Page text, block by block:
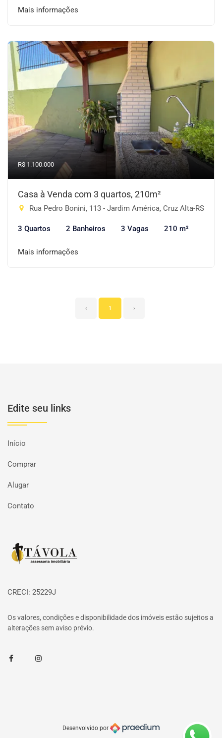
Mais informações
R$ 1.100.000
Casa à Venda com 3 quartos, 210m²
Rua Pedro Bonini, 113 - Jardim América, Cruz Alta-RS
3 Quartos 2 Banheiros 3 Vagas 210 m²
Mais informações
‹ 1 ›
Edite seu links
Início
Comprar
Alugar
Contato
Página inicial
CRECI: 25229J
Os valores, condições e disponibilidade dos imóveis estão sujeitos a
alterações sem aviso prévio.
FacebookInstagram
Desenvolvido por